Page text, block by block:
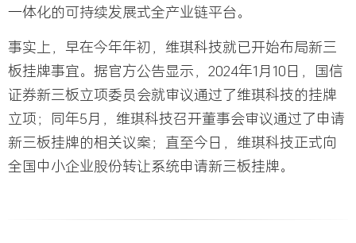
一体化的可持续发展式全产业链平台。
事实上，早在今年年初，维琪科技就已开始布局新三
板挂牌事宜。据官方公告显示，2024年1月10日，国信
证券新三板立项委员会就审议通过了维琪科技的挂牌
立项；同年5月，维琪科技召开董事会审议通过了申请
新三板挂牌的相关议案；直至今日，维琪科技正式向
全国中小企业股份转让系统申请新三板挂牌。